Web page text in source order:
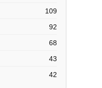
109
92
68
43
42